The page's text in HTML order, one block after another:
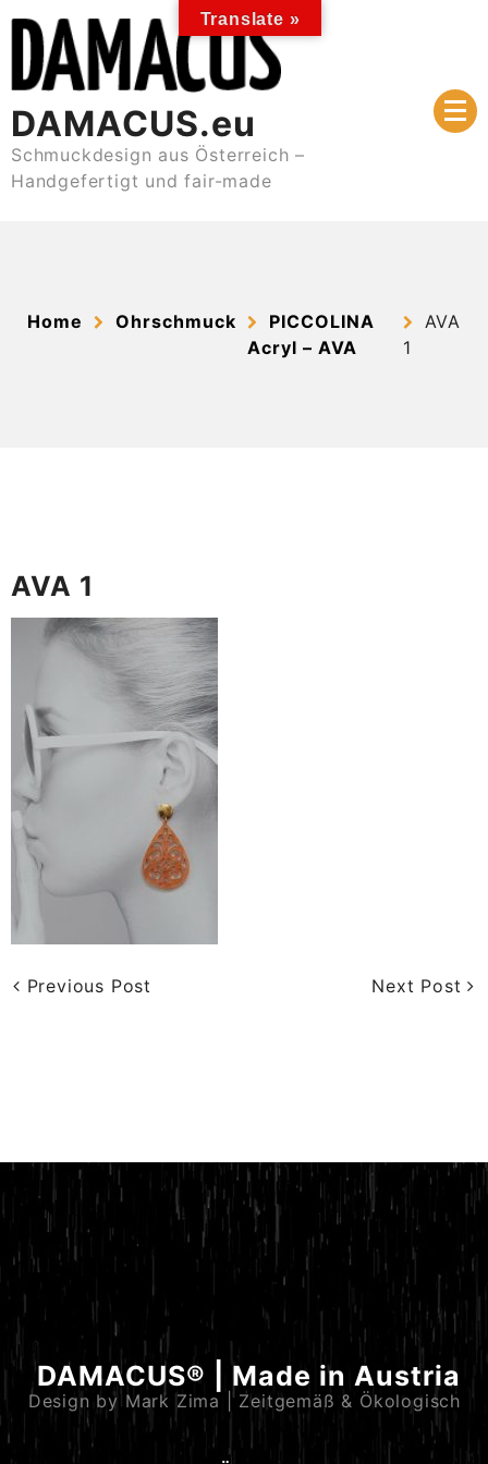
content
DAMACUS.eu
Schmuckdesign aus Österreich –
Handgefertigt und fair-made
Home Ohrschmuck
PICCOLINA
Acryl – AVA
AVA
1
AVA 1
Previous Post Next Post
DAMACUS® | Made in Austria
Design by Mark Zima | Zeitgemäß & Ökologisch
Translate »